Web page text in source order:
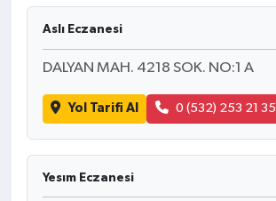
Aslı Eczanesi
DALYAN MAH. 4218 SOK. NO:1 A
Yol Tarifi Al 0 (532) 253 21 35
Yesım Eczanesi